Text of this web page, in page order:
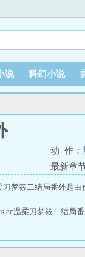
说 科幻小说
动 作：
最新章
刀梦筱二结局番外是
温柔刀梦筱二结局